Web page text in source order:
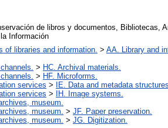
de libros y documentos, Bibliotecas,
Información
of libraries and information. > AA. Library and
> HC. Archival materials.
> HF. Microforms.
services >
IE. Data and metadata structures.
services >
IH. Image systems.
museum.
museum. > JF. Paper preservation.
museum. > JG. Digitization.